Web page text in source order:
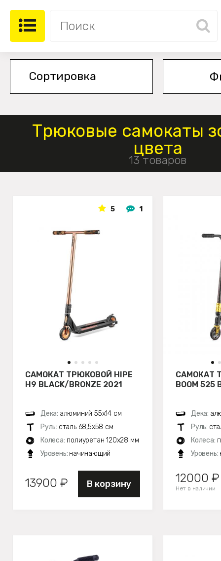
Трюковые самокаты
цвета
13 товаров
5 1
САМОКАТ ТРЮКОВОЙ HIPE
H9 BLACK/BRONZE 2021
Дека: алюминий 55х14 см
Руль: сталь 68,5х58 см
Колеса: полиуретан 120x28 мм
Уровень: начинающий
13900 ₽ В корзину
САМОКАТ
BOOM 525
Дека:
Руль:
Колеса:
Уровень:
12000 ₽
Нет в наличии